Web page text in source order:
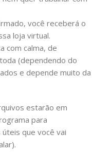
você receberá o
loja virtual.
com calma, de
(dependendo do
e depende muito da
estarão em
para
que você vai